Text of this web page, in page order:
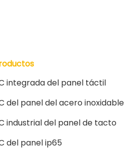
integrada del panel táctil
del panel del acero inoxidable
industrial del panel de tacto
del panel ip65